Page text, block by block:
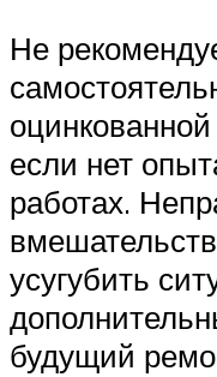
Не
если нет
работах.
усугубить
будущий